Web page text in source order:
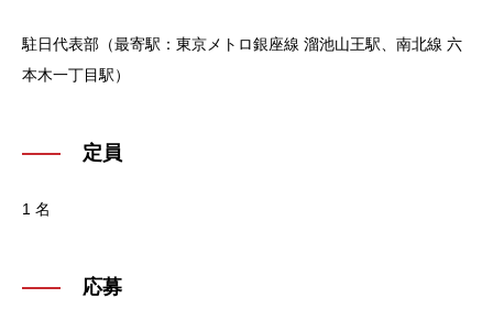
駐日代表部（最寄駅：東京メトロ銀座線 溜池山王駅、南北線 六
本木一丁目駅）
定員
1 名
応募